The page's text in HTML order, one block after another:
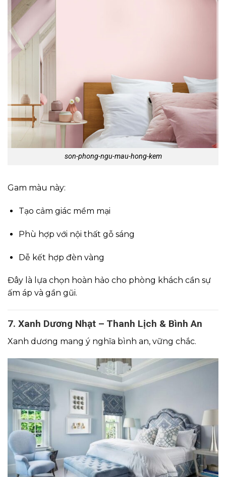
son-phong-ngu-mau-hong-kem
Gam màu này:
Tạo cảm giác mềm mại
Phù hợp với nội thất gỗ sáng
Dễ kết hợp đèn vàng
Đây là lựa chọn hoàn hảo cho phòng khách cần sự
ấm áp và gần gũi.
7. Xanh Dương Nhạt – Thanh Lịch & Bình An
Xanh dương mang ý nghĩa bình an, vững chắc.